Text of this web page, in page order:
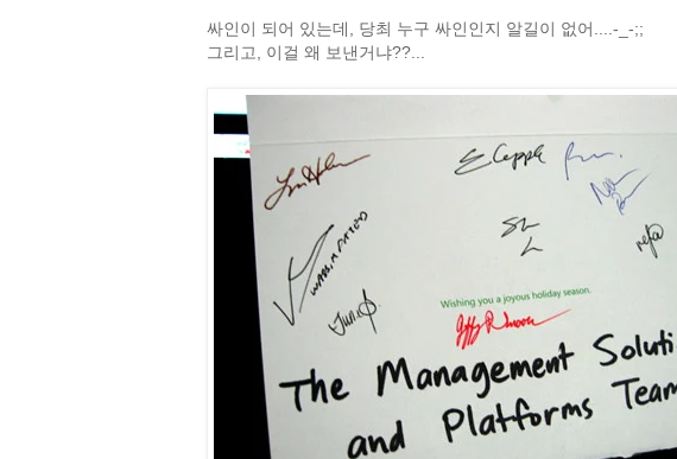
싸인이 되어 있는데, 당최 누구 싸인인지 알길이 없어....-_-;;
그리고, 이걸 왜 보낸거냐??...